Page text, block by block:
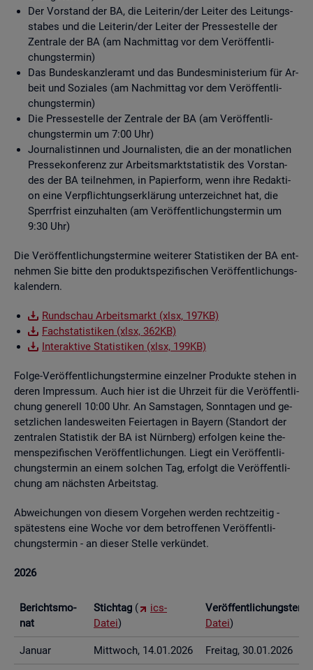
Der Vor­stand der BA, die Lei­te­rin/der Lei­ter des Lei­tungs­
sta­bes und die Lei­te­rin/der Lei­ter der Pres­se­stel­le der
Zen­tra­le der BA (am Nach­mit­tag vor dem Ver­öf­fent­li­
chungs­ter­min)
Das Bun­des­kanz­ler­amt und das Bun­des­mi­nis­te­ri­um für Ar­
beit und So­zia­les (am Nach­mit­tag vor dem Ver­öf­fent­li­
chungs­ter­min)
Die Pres­se­stel­le der Zen­tra­le der BA (am Ver­öf­fent­li­
chungs­ter­min um 7:00 Uhr)
Jour­na­lis­tin­nen und Jour­na­lis­ten, die an der mo­nat­li­chen
Pres­se­kon­fe­renz zur Ar­beits­markt­sta­tis­tik des Vor­stan­
des der BA teil­neh­men, in Pa­pier­form, wenn ihre Re­dak­ti­
on eine Ver­pflich­tungs­er­klä­rung un­ter­zeich­net hat, die
Sperr­frist ein­zu­hal­ten (am Ver­öf­fent­li­chungs­ter­min um
9:30 Uhr)
Die Ver­öf­fent­li­chungs­ter­mi­ne wei­te­rer Sta­tis­ti­ken der BA ent­
neh­men Sie bitte den pro­dukt­spe­zi­fi­schen Ver­öf­fent­li­chungs­
ka­len­dern.
Rund­schau Ar­beits­markt (xlsx, 197KB)
Fach­sta­tis­ti­ken (xlsx, 362KB)
In­ter­ak­ti­ve Sta­tis­ti­ken (xlsx, 199KB)
Folge-Ver­öf­fent­li­chungs­ter­mi­ne ein­zel­ner Pro­duk­te ste­hen in
deren Im­pres­sum. Auch hier ist die Uhr­zeit für die Ver­öf­fent­li­
chung ge­ne­rell 10:00 Uhr. An Sams­ta­gen, Sonn­ta­gen und ge­
setz­li­chen lan­des­wei­ten Fei­er­ta­gen in Bay­ern (Stand­ort der
zen­tra­len Sta­tis­tik der BA ist Nürn­berg) er­fol­gen keine the­
men­spe­zi­fi­schen Ver­öf­fent­li­chun­gen. Liegt ein Ver­öf­fent­li­
chungs­ter­min an einem sol­chen Tag, er­folgt die Ver­öf­fent­li­
chung am nächs­ten Ar­beits­tag.
Ab­wei­chun­gen von die­sem Vor­ge­hen wer­den recht­zei­tig -
spä­tes­tens eine Woche vor dem be­trof­fe­nen Ver­öf­fent­li­
chungs­ter­min - an die­ser Stel­le ver­kün­det.
2026
Be­richts­mo­
nat
Stich­tag (
ics-
Datei)
Datei)
Ja­nu­ar Mitt­woch, 14.01.2026 Frei­tag, 30.01.2026